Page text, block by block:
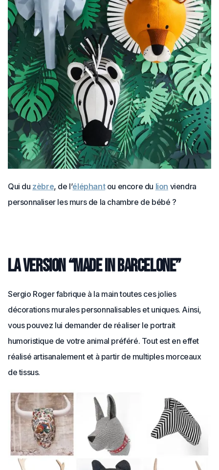
Qui du zèbre, de l’éléphantou encore du lion viendra
personnaliser les murs de la chambre de bébé ?
La version “made in Barcelone”
Sergio Roger fabrique à la main toutes ces jolies
décorations murales personnalisables et uniques. Ainsi,
vous pouvez lui demander de réaliser le portrait
humoristique de votre animal préféré. Tout est en effet
réalisé artisanalement et à partir de multiples morceaux
de tissus.